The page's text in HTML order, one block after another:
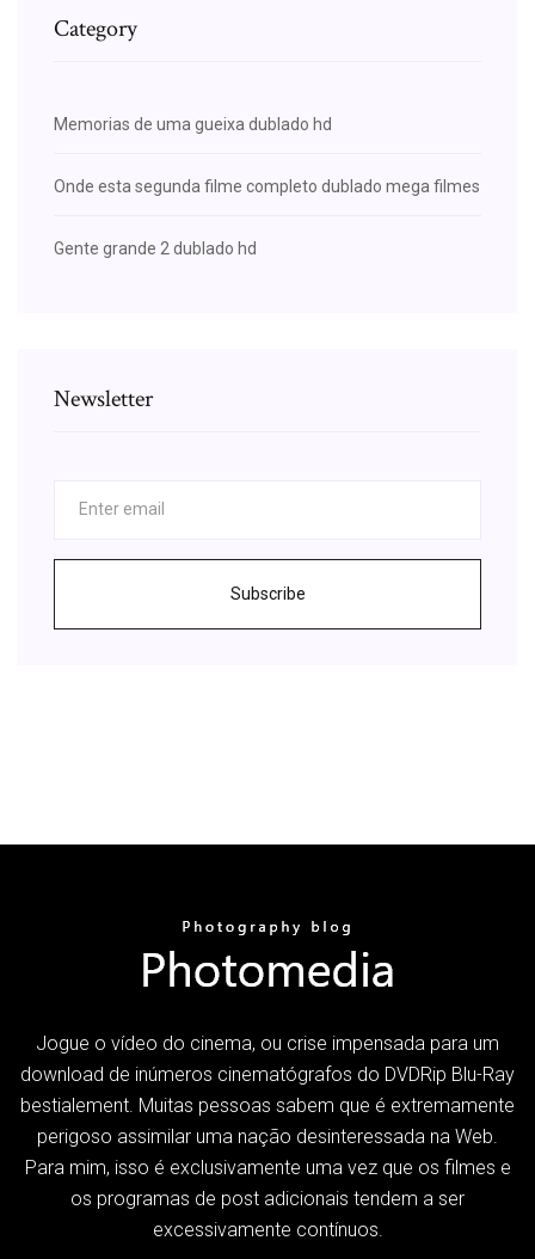
Category
Memorias de uma gueixa dublado hd
Onde esta segunda filme completo dublado mega filmes
Gente grande 2 dublado hd
Newsletter
Subscribe
Jogue o vídeo do cinema, ou crise impensada para um
download de inúmeros cinematógrafos do DVDRip Blu-Ray
bestialement. Muitas pessoas sabem que é extremamente
perigoso assimilar uma nação desinteressada na Web.
Para mim, isso é exclusivamente uma vez que os filmes e
os programas de post adicionais tendem a ser
excessivamente contínuos.